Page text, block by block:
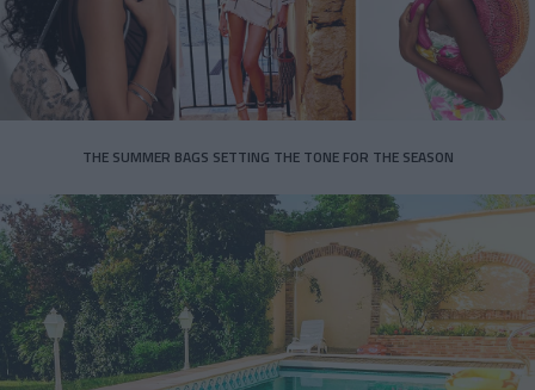
THE SUMMER BAGS SETTING THE TONE FOR THE SEASON